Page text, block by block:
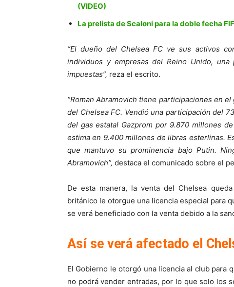
(VIDEO)
La prelista de Scaloni para la doble fecha
“El dueño del Chelsea FC ve sus activos
individuos y empresas del Reino Unido,
impuestas”, reza el escrito.
“Roman Abramovich tiene participaciones en
del Chelsea FC. Vendió una participación del
del gas estatal Gazprom por 9.870 millones
estima en 9.400 millones de libras esterlinas.
que mantuvo su prominencia bajo Putin.
Abramovich”, destaca el comunicado sobre el
De esta manera, la venta del Chelsea
británico le otorgue una licencia especial para
se verá beneficiado con la venta debido a la
Así se verá afectado el
El Gobierno le otorgó una licencia al club para
no podrá vender entradas, por lo que solo los